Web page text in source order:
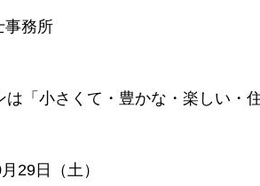
事務所
「小さくて・豊かな・楽しい・
29日（土）